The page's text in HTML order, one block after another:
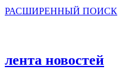
РАСШИРЕННЫЙ ПОИСК
лента новостей